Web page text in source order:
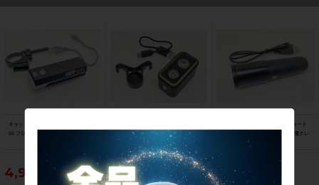
キャットアイ CATEYE アンプ AMPP5
00 フロントライト 点灯確認済み
4,950円
ミー SEEMEE300 リアライト 点灯確
5,390円
キャットアイ CATEYE VOLT用 カート
リッジバッテリー BA-2.2 急速充電クレ
ードル2 CRA-002 セット
5,390円